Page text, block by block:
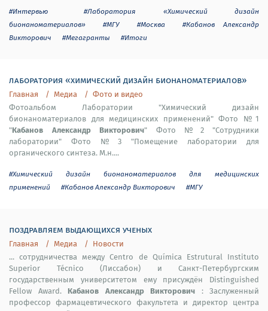
#Интервью
#Лаборатория «Химический дизайн
бионаноматериалов»
#МГУ #Москва
#Кабанов Александр
Викторович
#Мегагранты #Итоги
лаборатория «химический дизайн бионаноматериалов»
Главная Медиа
Фото и видео
Фотоальбом Лаборатории "Химический дизайн
бионаноматериалов для медицинских применений" Фото №1
"Кабанов Александр Викторович" Фото №2 "Сотрудники
лаборатории" Фото №3 "Помещение лаборатории для
органического синтеза. М.н....
#Химический дизайн бионаноматериалов для медицинских
применений
#Кабанов Александр Викторович #МГУ
поздравляем выдающихся ученых
Главная Медиа
Новости
... сотрудничества между Centro de Química Estrutural Instituto
Superior Técnico (Лиссабон) и Санкт-Петербургским
государственным университетом ему присуждён Distinguished
Fellow Award. Кабанов Александр Викторович : Заслуженный
профессор фармацевтического факультета и директор центра